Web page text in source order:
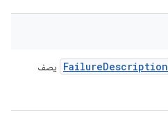
FailureDescription
يصف